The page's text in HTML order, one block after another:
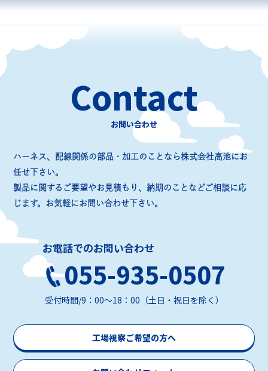
Contact
お問い合わせ
ハーネス、配線関係の部品・加工のことなら株式会社高池にお
任せ下さい。
製品に関するご要望やお見積もり、納期のことなどご相談に応
じます。お気軽にお問い合わせ下さい。
お電話でのお問い合わせ
055-935-0507
受付時間/9：00～18：00（土日・祝日を除く）
工場視察ご希望の方へ